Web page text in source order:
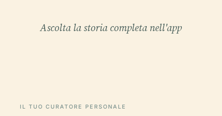
Ascolta la storia completa nell'app
IL TUO CURATORE PERSONALE